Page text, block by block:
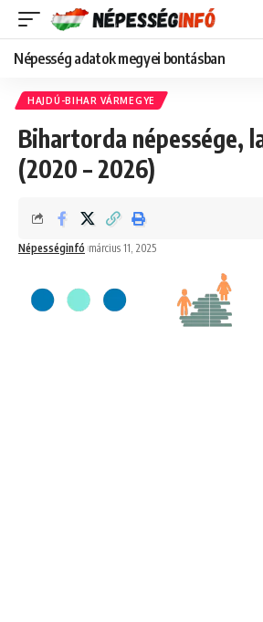
Népesség adatok megyei bontásban
HAJDÚ-BIHAR VÁRMEGYE
Bihartorda népessége,
(2020 – 2026)
Népességinfó március 11, 2025